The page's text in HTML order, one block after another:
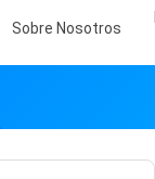
Sobre Nosotros